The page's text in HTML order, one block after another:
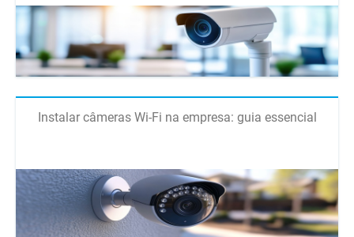
Instalar câmeras Wi-Fi na empresa: guia essencial